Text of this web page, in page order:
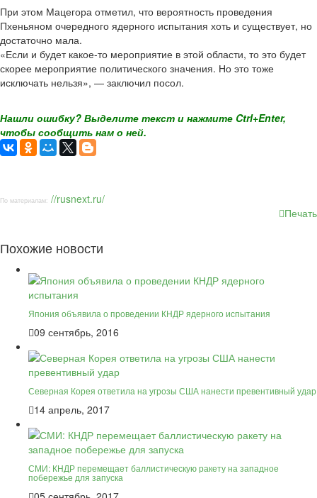
При этом Мацегора отметил, что вероятность проведения
Пхеньяном очередного ядерного испытания хоть и существует, но
достаточно мала.
«Если и будет какое-то мероприятие в этой области, то это будет
скорее мероприятие политического значения. Но это тоже
исключать нельзя», — заключил посол.
Нашли ошибку? Выделите текст и нажмите Ctrl+Enter,
чтобы сообщить нам о ней.
По материалам: //rusnext.ru/
Печать
Похожие новости
Япония объявила о проведении КНДР ядерного испытания
09 сентябрь, 2016
Северная Корея ответила на угрозы США нанести превентивный удар
14 апрель, 2017
СМИ: КНДР перемещает баллистическую ракету на западное
побережье для запуска